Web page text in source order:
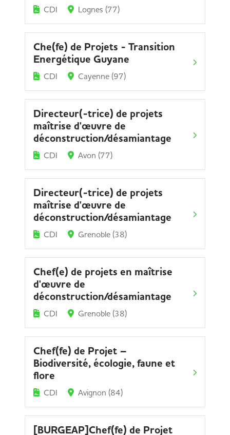
CDI Lognes (77)
Che(fe) de Projets - Transition
Energétique Guyane
CDI Cayenne (97)
Directeur(-trice) de projets
maîtrise d'œuvre de
déconstruction/désamiantage
CDI Avon (77)
Directeur(-trice) de projets
maîtrise d'œuvre de
déconstruction/désamiantage
CDI Grenoble (38)
Chef(e) de projets en maîtrise
d'œuvre de
déconstruction/désamiantage
CDI Grenoble (38)
Chef(fe) de Projet –
Biodiversité, écologie, faune et
flore
CDI Avignon (84)
[BURGEAP]Chef(fe) de Projet